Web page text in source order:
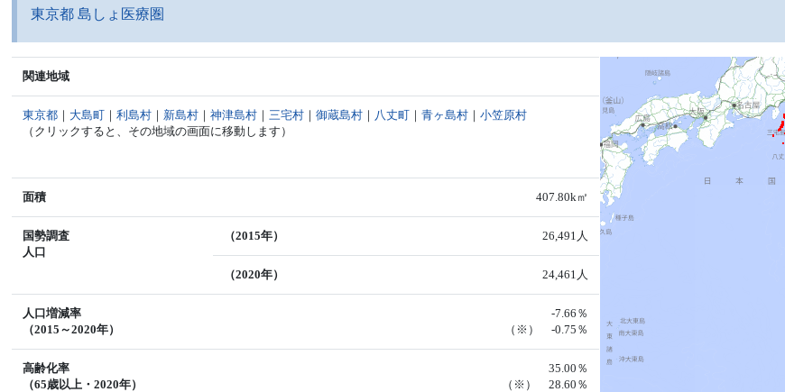
東京都 島しょ医療圏
関連地域
東京都 ｜ 大島町 ｜利島村 ｜ 新島村 ｜神津島村 ｜三宅村 ｜御蔵島村 ｜ 八丈町 ｜青ヶ島村 ｜小笠原村
（クリックすると、その地域の画面に移動します）
面積 407.80k㎡
国勢調査
人口
（2015年） 26,491人
（2020年） 24,461人
人口増減率
（2015～2020年）
-7.66％
（※） -0.75％
高齢化率
（65歳以上・2020年）
35.00％
（※） 28.60％